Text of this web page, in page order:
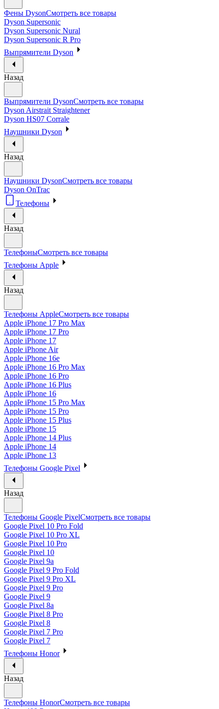
Фены DysonСмотреть все товары
Dyson Supersonic
Dyson Supersonic Nural
Dyson Supersonic R Pro
Выпрямители Dyson
Назад
Выпрямители DysonСмотреть все товары
Dyson Airstrait Straightener
Dyson HS07 Corrale
Наушники Dyson
Назад
Наушники DysonСмотреть все товары
Dyson OnTrac
Телефоны
Назад
ТелефоныСмотреть все товары
Телефоны Apple
Назад
Телефоны AppleСмотреть все товары
Apple iPhone 17 Pro Max
Apple iPhone 17 Pro
Apple iPhone 17
Apple iPhone Air
Apple iPhone 16e
Apple iPhone 16 Pro Max
Apple iPhone 16 Pro
Apple iPhone 16 Plus
Apple iPhone 16
Apple iPhone 15 Pro Max
Apple iPhone 15 Pro
Apple iPhone 15 Plus
Apple iPhone 15
Apple iPhone 14 Plus
Apple iPhone 14
Apple iPhone 13
Телефоны Google Pixel
Назад
Телефоны Google PixelСмотреть все товары
Google Pixel 10 Pro Fold
Google Pixel 10 Pro XL
Google Pixel 10 Pro
Google Pixel 10
Google Pixel 9a
Google Pixel 9 Pro Fold
Google Pixel 9 Pro XL
Google Pixel 9 Pro
Google Pixel 9
Google Pixel 8a
Google Pixel 8 Pro
Google Pixel 8
Google Pixel 7 Pro
Google Pixel 7
Телефоны Honor
Назад
Телефоны HonorСмотреть все товары